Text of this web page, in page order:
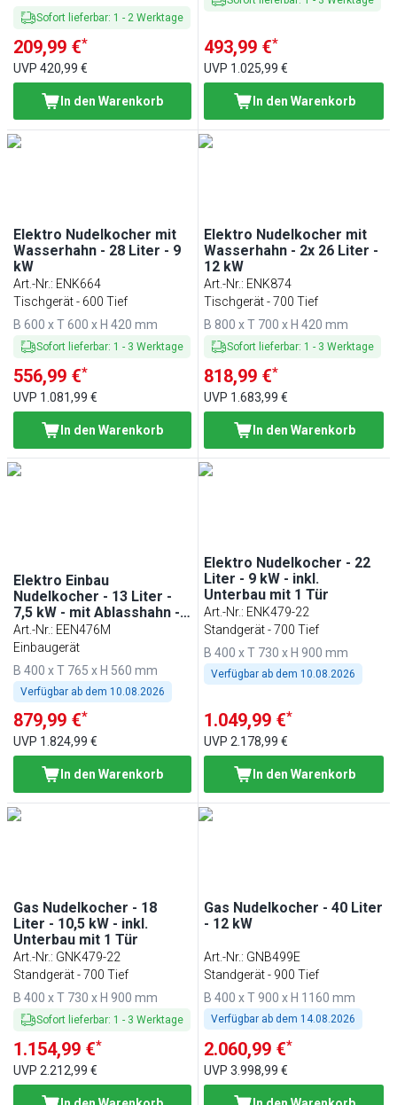
Sofort lieferbar: 1 - 2 Werktage
209,99 €*
UVP 420,99 €
In den Warenkorb
493,99 €*
UVP 1.025,99 €
In den Warenkorb
Elektro Nudelkocher mit
Wasserhahn - 28 Liter - 9
kW
Art.-Nr.: ENK664
Tischgerät - 600 Tief
B 600 x T 600 x H 420 mm
Sofort lieferbar: 1 - 3 Werktage
556,99 €*
UVP 1.081,99 €
In den Warenkorb
Elektro Nudelkocher mit
Wasserhahn - 2x 26 Liter -
12 kW
Art.-Nr.: ENK874
Tischgerät - 700 Tief
B 800 x T 700 x H 420 mm
Sofort lieferbar: 1 - 3 Werktage
818,99 €*
UVP 1.683,99 €
In den Warenkorb
Elektro Einbau
Nudelkocher - 13 Liter -
7,5 kW - mit Ablasshahn -
inkl. 3 Körbe
Art.-Nr.: EEN476M
Einbaugerät
B 400 x T 765 x H 560 mm
Verfügbar ab dem 10.08.2026
879,99 €*
UVP 1.824,99 €
In den Warenkorb
Elektro Nudelkocher - 22
Liter - 9 kW - inkl.
Unterbau mit 1 Tür
Art.-Nr.: ENK479-22
Standgerät - 700 Tief
B 400 x T 730 x H 900 mm
Verfügbar ab dem 10.08.2026
1.049,99 €*
UVP2.178,99 €
In den Warenkorb
Gas Nudelkocher - 18
Liter - 10,5 kW - inkl.
Unterbau mit 1 Tür
Art.-Nr.: GNK479-22
Standgerät - 700 Tief
B 400 x T 730 x H 900 mm
Sofort lieferbar: 1 - 3 Werktage
1.154,99 €*
UVP 2.212,99 €
Gas Nudelkocher - 40 Liter
- 12 kW
Art.-Nr.: GNB499E
Standgerät - 900 Tief
B 400 x T 900 x H 1160 mm
Verfügbar ab dem 14.08.2026
2.060,99 €*
UVP3.998,99 €